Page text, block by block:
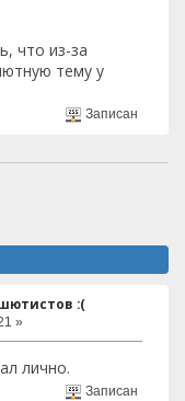
что из-за
тему у
Записан
:(
»
лично.
Записан